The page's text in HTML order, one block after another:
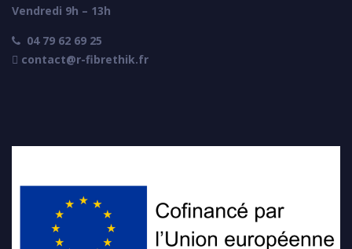
Vendredi 9h – 13h

04 79 62 69 25
 contact@r-fibrethik.fr